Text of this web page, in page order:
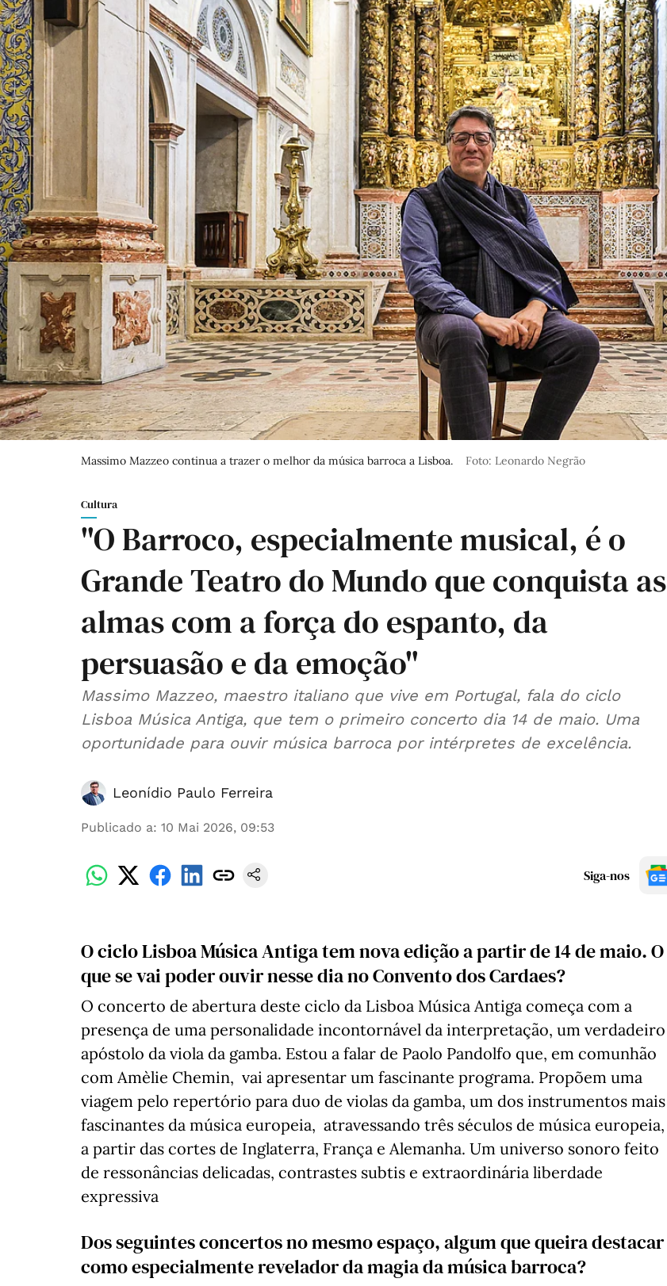
Massimo Mazzeo continua a trazer o melhor da música barroca a Lisboa. Foto: Leonardo Negrão
Cultura
"O Barroco, especialmente musical, é o
Grande Teatro do Mundo que conquista as
almas com a força do espanto, da
persuasão e da emoção"
Massimo Mazzeo, maestro italiano que vive em Portugal, fala do ciclo
Lisboa Música Antiga, que tem o primeiro concerto dia 14 de maio. Uma
oportunidade para ouvir música barroca por intérpretes de excelência.
Leonídio Paulo Ferreira
Publicado a: 10 Mai 2026, 09:53
Siga-nos
O ciclo Lisboa Música Antiga tem nova edição a partir de 14 de maio. O
que se vai poder ouvir nesse dia no Convento dos Cardaes?
O concerto de abertura deste ciclo da Lisboa Música Antiga começa com a
presença de uma personalidade incontornável da interpretação, um verdadeiro
apóstolo da viola da gamba. Estou a falar de Paolo Pandolfo que, em comunhão
com Amèlie Chemin, vai apresentar um fascinante programa. Propõem uma
viagem pelo repertório para duo de violas da gamba, um dos instrumentos mais
fascinantes da música europeia, atravessando três séculos de música europeia,
a partir das cortes de Inglaterra, França e Alemanha. Um universo sonoro feito
de ressonâncias delicadas, contrastes subtis e extraordinária liberdade
expressiva
Dos seguintes concertos no mesmo espaço, algum que queira destacar
como especialmente revelador da magia da música barroca?